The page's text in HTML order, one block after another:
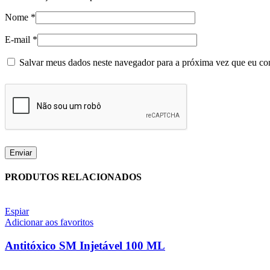
Nome *
E-mail *
Salvar meus dados neste navegador para a próxima vez que eu
PRODUTOS RELACIONADOS
Espiar
Adicionar aos favoritos
Antitóxico SM Injetável 100 ML